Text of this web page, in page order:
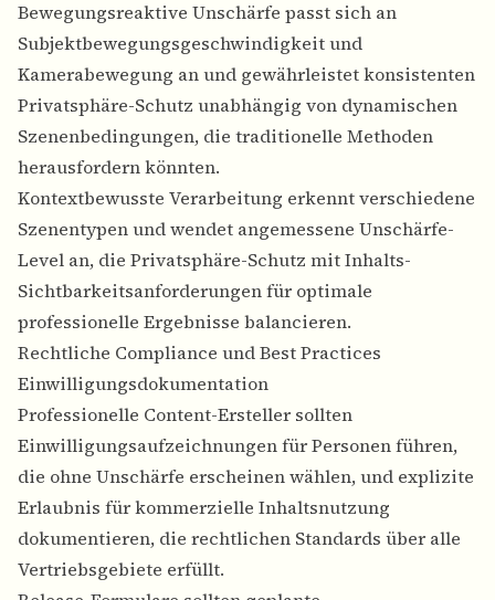
Bewegungsreaktive Unschärfe passt sich an
Subjektbewegungsgeschwindigkeit und
Kamerabewegung an und gewährleistet konsistenten
Privatsphäre-Schutz unabhängig von dynamischen
Szenenbedingungen, die traditionelle Methoden
herausfordern könnten.
Kontextbewusste Verarbeitung erkennt verschiedene
Szenentypen und wendet angemessene Unschärfe-
Level an, die Privatsphäre-Schutz mit Inhalts-
Sichtbarkeitsanforderungen für optimale
professionelle Ergebnisse balancieren.
Rechtliche Compliance und Best Practices
Einwilligungsdokumentation
Professionelle Content-Ersteller sollten
Einwilligungsaufzeichnungen für Personen führen,
die ohne Unschärfe erscheinen wählen, und explizite
Erlaubnis für kommerzielle Inhaltsnutzung
dokumentieren, die rechtlichen Standards über alle
Vertriebsgebiete erfüllt.